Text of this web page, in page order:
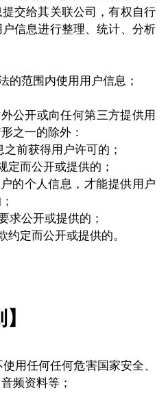
交给其关联公司，有权自行
信息进行整理、统计、分析
的范围内使用用户信息；
公开或向任何第三方提供用
之一的除外：
之前获得用户许可的；
定而公开或提供的；
的个人信息，才能提供用户
求公开或提供的；
约定而公开或提供的。
用任何任何危害国家安全、
频资料等；